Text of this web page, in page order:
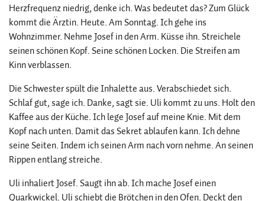
Herzfrequenz niedrig, denke ich. Was bedeutet das? Zum Glück
kommt die Ärztin. Heute. Am Sonntag. Ich gehe ins
Wohnzimmer. Nehme Josef in den Arm. Küsse ihn. Streichele
seinen schönen Kopf. Seine schönen Locken. Die Streifen am
Kinn verblassen.
Die Schwester spült die Inhalette aus. Verabschiedet sich.
Schlaf gut, sage ich. Danke, sagt sie. Uli kommt zu uns. Holt den
Kaffee aus der Küche. Ich lege Josef auf meine Knie. Mit dem
Kopf nach unten. Damit das Sekret ablaufen kann. Ich dehne
seine Seiten. Indem ich seinen Arm nach vorn nehme. An seinen
Rippen entlang streiche.
Uli inhaliert Josef. Saugt ihn ab. Ich mache Josef einen
Quarkwickel. Uli schiebt die Brötchen in den Ofen. Deckt den